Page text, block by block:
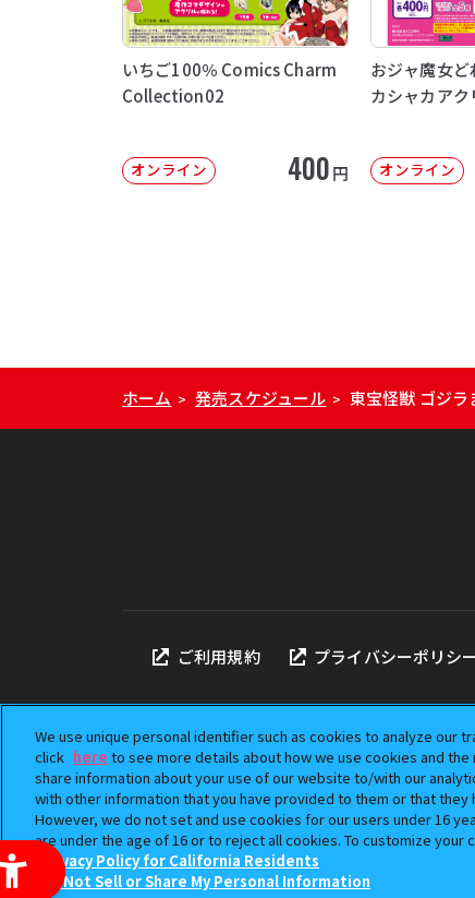
いちご100％ Comics Charm
Collection02
オンライン 400円
おジャ魔女ど
カシャカア
オンライン
ホーム > 発売スケジュール > 東宝怪獣 ゴジラ
ご利用規約 プライバシーポリシー
本サイトに掲載されてい
「ガシャポン」は株式会
©BANDAI
We use unique personal identifier such as cookies to analyze our
click here to see more details about how we use cookies and
share information about your use of our website to/with our
with other information that you have provided to them or that
However, we do not set and use cookies for our users under 16
are under the age of 16 or to reject all cookies. To customize your
Privacy Policy for California Residents
Do Not Sell or Share My Personal Information